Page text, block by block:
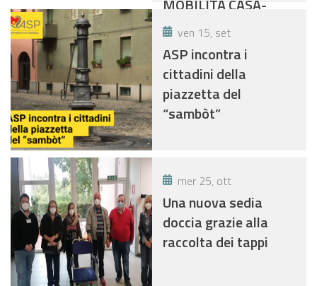
LAVORO- PIANO
DELLE ATTIVITA'
FINANZIATE COL
FONDO REGIONALE
DISABILI 2021
(DGR.N.715/2021)
MOBILITÀ CASA-
LAVORO IN FAVORE
DELLE PERSONE
DISABILI - PIANO
DELLE ATTIVITÀ
FINANZIATE CON IL
FONDO REGIONALE
ven 15, set
ASP incontra i
cittadini della
piazzetta del
“sambòt”
mer 25, ott
Una nuova sedia
doccia grazie alla
raccolta dei tappi